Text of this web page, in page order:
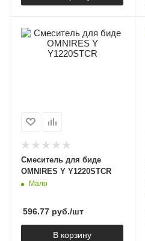
Смеситель для биде
OMNIRES Y Y1220STCR
Мало
596.77 руб./шт
В корзину